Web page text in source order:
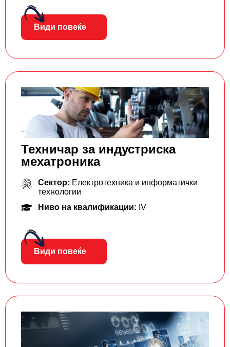
Види повеќе
Техничар за индустриска
мехатроника
Сектор: Електротехника и информатички
технологии
Ниво на квалификации: IV
Види повеќе